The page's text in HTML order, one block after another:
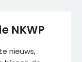
NKWP
nieuws,